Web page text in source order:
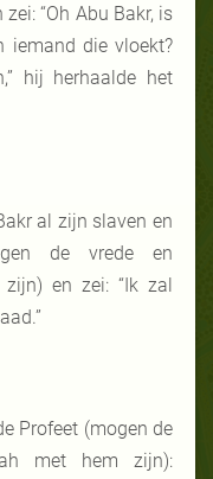
“Oh Abu Bakr, is
iemand die vloekt?
hij herhaalde het
al zijn slaven en
de vrede en
en zei: “Ik zal
Profeet (mogen de
met hem zijn):